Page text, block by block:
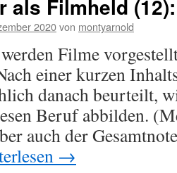
als Filmheld
2020von montyarnold
Filme
einer kurzen
danach beurteilt,
Beruf abbilden.
auch der
→